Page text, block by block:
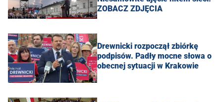
ZOBACZ ZDJĘCIA
Drewnicki rozpoczął zbiórkę
podpisów. Padły mocne słowa o
obecnej sytuacji w Krakowie